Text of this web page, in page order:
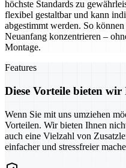
höchste Standards zu
flexibel gestaltbar und kann
abgestimmt werden. So
Neuanfang konzentrieren –
Montage.
Features
Diese Vorteile bieten wir
Wenn Sie mit uns umziehen
Vorteilen. Wir bieten Ihnen
auch eine Vielzahl von
einfacher und stressfreier